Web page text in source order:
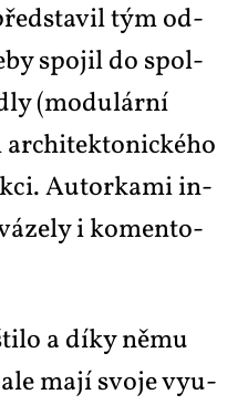
tým od­
spo­jil do spol­
(mo­du­lár­ní
Au­tor­ka­mi in­
i ko­men­to­
a dí­ky ně­mu
ma­jí svo­je vy­u­